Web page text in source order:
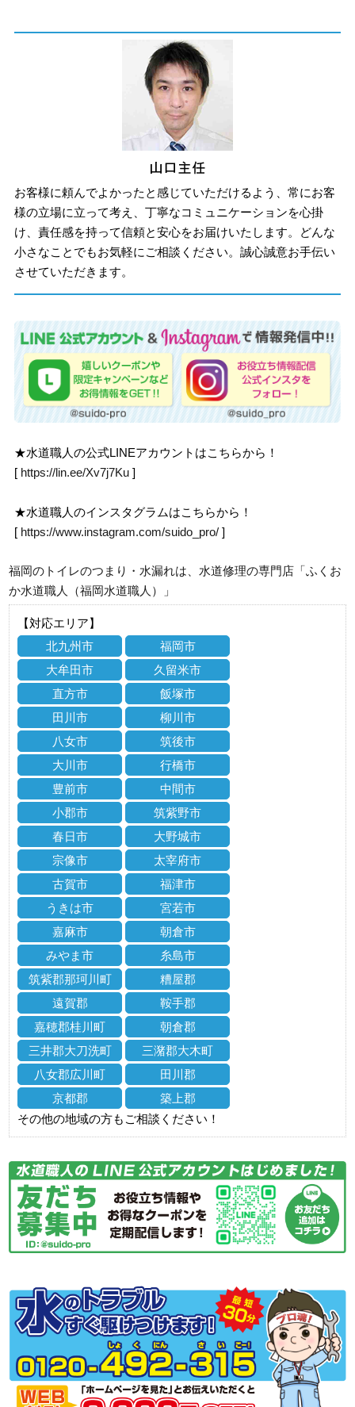
お客様に頼んでよかったと感じていただけるよう、常にお客
様の立場に立って考え、丁寧なコミュニケーションを心掛
け、責任感を持って信頼と安心をお届けいたします。どんな
小さなことでもお気軽にご相談ください。誠心誠意お手伝い
させていただきます。
★水道職人の公式LINEアカウントはこちらから！
[ https://lin.ee/Xv7j7Ku ]
★水道職人のインスタグラムはこちらから！
[ https://www.instagram.com/suido_pro/ ]
福岡のトイレのつまり・水漏れは、水道修理の専門店「ふくお
か水道職人（福岡水道職人）」
【対応エリア】
北九州市
福岡市
大牟田市
久留米市
直方市
飯塚市
田川市
柳川市
八女市
筑後市
大川市
行橋市
豊前市
中間市
小郡市
筑紫野市
春日市
大野城市
宗像市
太宰府市
古賀市
福津市
うきは市
宮若市
嘉麻市
朝倉市
みやま市
糸島市
筑紫郡那珂川町
糟屋郡
遠賀郡
鞍手郡
嘉穂郡桂川町
朝倉郡
三井郡大刀洗町
三潴郡大木町
八女郡広川町
田川郡
京都郡
築上郡
その他の地域の方もご相談ください！